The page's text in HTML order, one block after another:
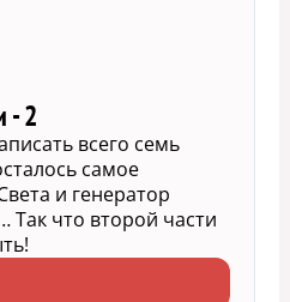
- 2
всего семь
самое
и генератор
Так что второй части